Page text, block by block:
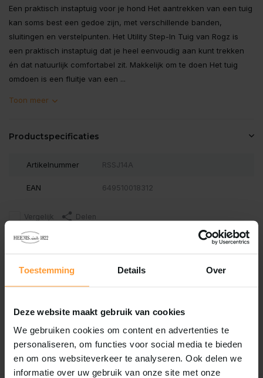
Toestemming Details Over
Deze website maakt gebruik van cookies
We gebruiken cookies om content en advertenties te
personaliseren, om functies voor social media te bieden
en om ons websiteverkeer te analyseren. Ook delen we
informatie over uw gebruik van onze site met onze
Een praktisch instaptuig voor je hond Het aantrekken van een tuig
kan soms best een gedoe zijn, met verschillende banden,
sluitingen en verstelpunten. Het Utility Step-In Tuig van Rogz is
een praktisch instaptuig dat je heel eenvoudig aan kunt trekken
én dat natuurlijk comfortabel zit. Makkelijk om te doen Het tuig
omdoen is een fluitje van een ...
Toon meer
Productspecificaties
Artikelnummer RSSJ14A
EAN 649510018312
Vergelijk Delen
0/5 Based on 0 reviews
Er zijn nog geen reviews geschreven over dit product..
Schrijf je eigen review